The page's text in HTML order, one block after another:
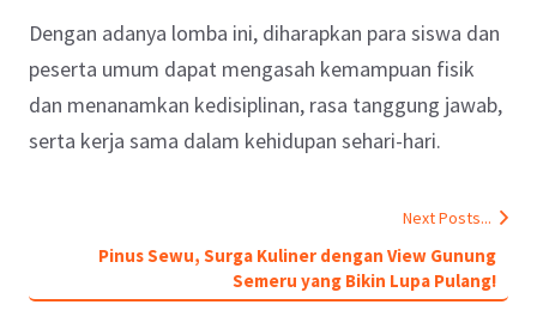
Dengan adanya lomba ini, diharapkan para siswa dan
peserta umum dapat mengasah kemampuan fisik
dan menanamkan kedisiplinan, rasa tanggung jawab,
serta kerja sama dalam kehidupan sehari-hari.
Next Posts...
Pinus Sewu, Surga Kuliner dengan View Gunung
Semeru yang Bikin Lupa Pulang!